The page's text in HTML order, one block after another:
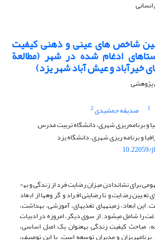
بین شاخص های عینی و ذهنی کیفیت
ادغام شده در شهر (مطالعة
خیرآباد و عیش آباد شهر یزد)
پژوهشی
1 صدیقه جمشیدی2
و برنامه‌ریزی شهری، دانشگاه تربیت مدرس
و برنامه ریزی شهری، دانشگاه یزد
10.22059/
کیفیت زندگی، مفهومی برای نشان­دادن میزان رضایت فرد از زندگی و به­
تعیین رضایت و نارضایتی افراد و گروه­ها از ابعاد
ابعاد، زمینه­های تغذیه­ای، آموزشی، بهداشت،
را شامل می­شود. از سوی دیگر، امروزه در ادبیات
مباحث کیفیت زندگی به­عنوان یک اصل اساسی،
و مدیران توسعه است. با این توصیف،